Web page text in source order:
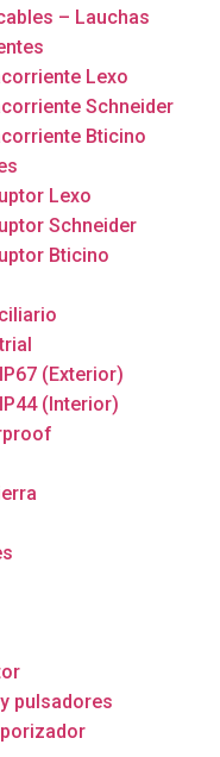
– Lauchas
Lexo
Schneider
Bticino
Lexo
Schneider
Bticino
IP67 (Exterior)
IP44 (Interior)
pulsadores